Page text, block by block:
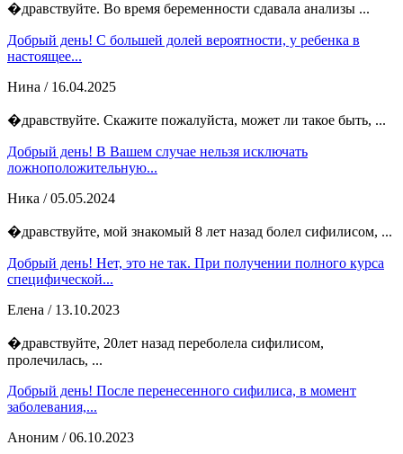
�дравствуйте. Во время беременности сдавала анализы ...
Добрый день! С большей долей вероятности, у ребенка в
настоящее...
Нина / 16.04.2025
�дравствуйте. Скажите пожалуйста, может ли такое быть, ...
Добрый день! В Вашем случае нельзя исключать
ложноположительную...
Ника / 05.05.2024
�дравствуйте, мой знакомый 8 лет назад болел сифилисом, ...
Добрый день! Нет, это не так. При получении полного курса
специфической...
Елена / 13.10.2023
�дравствуйте, 20лет назад переболела сифилисом,
пролечилась, ...
Добрый день! После перенесенного сифилиса, в момент
заболевания,...
Аноним / 06.10.2023